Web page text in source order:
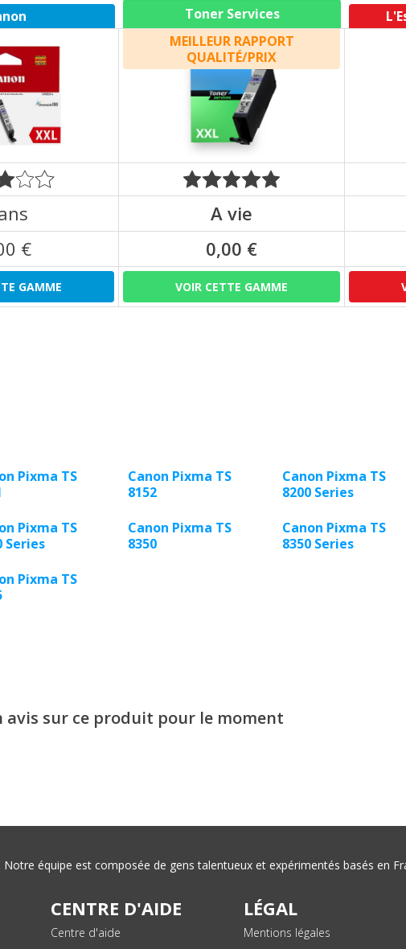
Toner Services
MEILLEUR RAPPORT
QUALITÉ/PRIX
A vie
€ 0,00 €
GAMME VOIR CETTE GAMME
Pixma TS
Canon Pixma TS
8152
Canon Pixma TS
8200 Series
Pixma TS
Series
Canon Pixma TS
8350
Canon Pixma TS
8350 Series
Pixma TS
avis sur ce produit pour le moment
équipe est composée de gens talentueux et expérimentés basés en
CENTRE D'AIDE
Centre d'aide
LÉGAL
Mentions légales